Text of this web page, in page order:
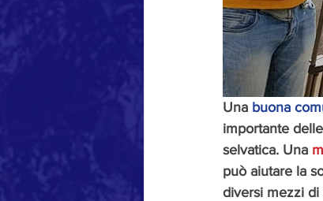
Una buona
importante
selvatica. Una
può aiutare la
diversi mezzi di